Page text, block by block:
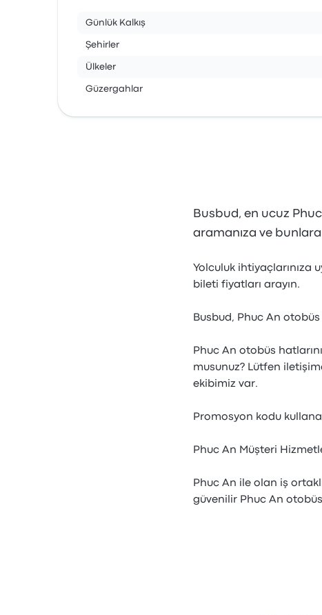
Günlük Kalkış
Şehirler
Ülkeler
Güzergahlar
Busbud, en ucuz
aramanıza ve bunlara
Yolculuk ihtiyaçlarınıza
bileti fiyatları arayın.
Busbud, Phuc An
Phuc An otobüs
musunuz? Lütfen
ekibimiz var.
Promosyon kodu
Phuc An Müşteri
Phuc An ile olan iş
güvenilir Phuc An